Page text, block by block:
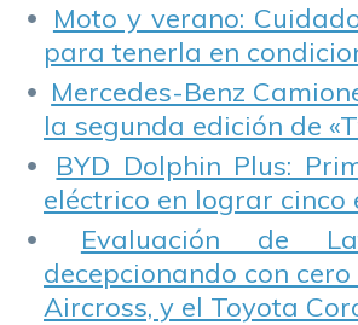
Moto y verano:
para tenerla en
Mercedes-Benz
la segunda edición de
BYD Dolphin Plus:
eléctrico en lograr cinco
Evaluación de
decepcionando con
Aircross, y el Toyota